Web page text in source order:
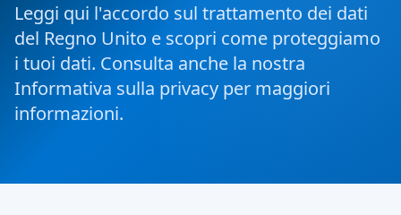
Leggi qui l'accordo sul trattamento dei dati
del Regno Unito e scopri come proteggiamo
i tuoi dati. Consulta anche la nostra
Informativa sulla privacy per maggiori
informazioni.